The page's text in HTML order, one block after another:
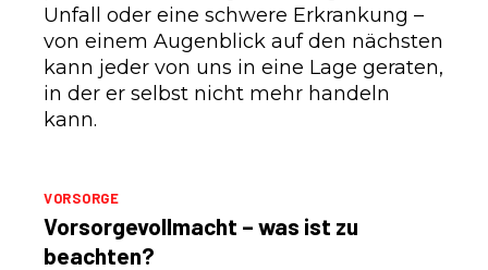
Unfall oder eine schwere Erkrankung –
von einem Augenblick auf den nächsten
kann jeder von uns in eine Lage geraten,
in der er selbst nicht mehr handeln
kann.
VORSORGE
Vorsorgevollmacht – was ist zu
beachten?